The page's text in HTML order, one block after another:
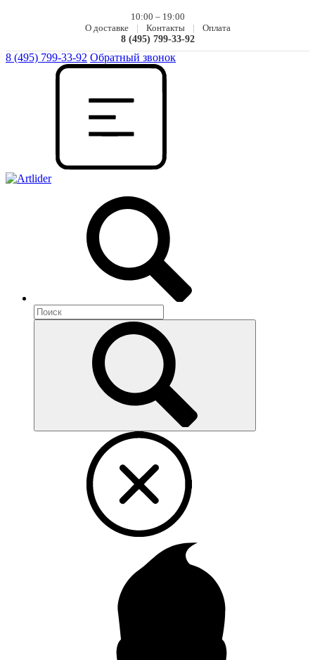
10:00 – 19:00
О доставке
| Контакты |
Оплата
8 (495) 799-33-92
8 (495) 799-33-92 Обратный звонок